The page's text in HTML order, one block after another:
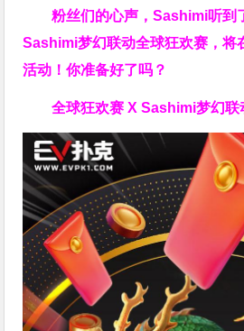
粉丝们的心声，Sashimi听到
Sashimi梦幻联动全球狂欢赛，将
活动！你准备好了吗？
全球狂欢赛 X Sashimi梦幻联